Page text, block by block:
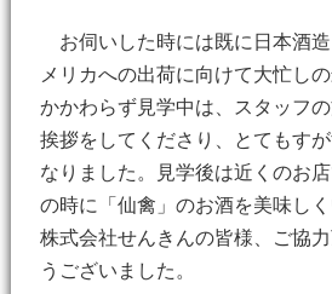
お伺いした時には既に日本酒
メリカへの出荷に向けて大忙し
かかわらず見学中は、スタッフ
挨拶をしてくださり、とてもす
なりました。見学後は近くのお
の時に「仙禽」のお酒を美味しく
株式会社せんきんの皆様、ご協
うございました。